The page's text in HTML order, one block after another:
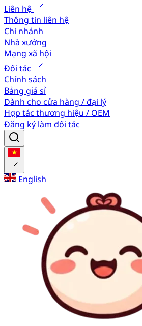
Liên hệ
Thông tin liên hệ
Chi nhánh
Nhà xưởng
Mạng xã hội
Đối tác
Chính sách
Bảng giá sỉ
Dành cho cửa hàng / đại lý
Hợp tác thương hiệu / OEM
Đăng ký làm đối tác
English